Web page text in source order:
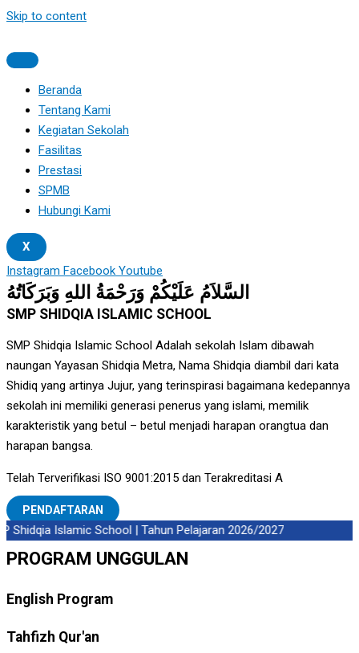
Skip to content
Beranda
Tentang Kami
Kegiatan Sekolah
Fasilitas
Prestasi
SPMB
Hubungi Kami
X
Instagram Facebook Youtube
السَّلاَمُ عَلَيْكُمْ وَرَحْمَةُ اللهِ وَبَرَكَاتُهُ
SMP SHIDQIA ISLAMIC SCHOOL
SMP Shidqia Islamic School Adalah sekolah Islam dibawah
naungan Yayasan Shidqia Metra, Nama Shidqia diambil dari kata
Shidiq yang artinya Jujur, yang terinspirasi bagaimana kedepannya
sekolah ini memiliki generasi penerus yang islami, memilik
karakteristik yang betul – betul menjadi harapan orangtua dan
harapan bangsa.
Telah Terverifikasi ISO 9001:2015 dan Terakreditasi A
PENDAFTARAN
Islamic School | Tahun Pelajaran 2026/2027
PROGRAM UNGGULAN
English Program
Tahfizh Qur'an